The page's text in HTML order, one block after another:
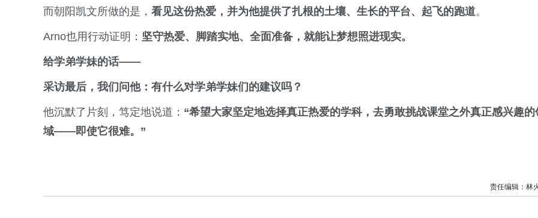
而朝阳凯文所做的是， 看见这份热爱，并为他提供了扎根的土壤、生长的平台、起飞的跑道。
Arno也用行动证明： 坚守热爱、脚踏实地、全面准备，就能让梦想照进现实。
给学弟学妹的话——
采访最后，我们问他：有什么对学弟学妹们的建议吗？
他沉默了片刻，笃定地说道： “希望大家坚定地选择真正热爱的学科，去勇敢挑战课堂之外真正感兴趣的
域——即使它很难。”
责任编辑：林